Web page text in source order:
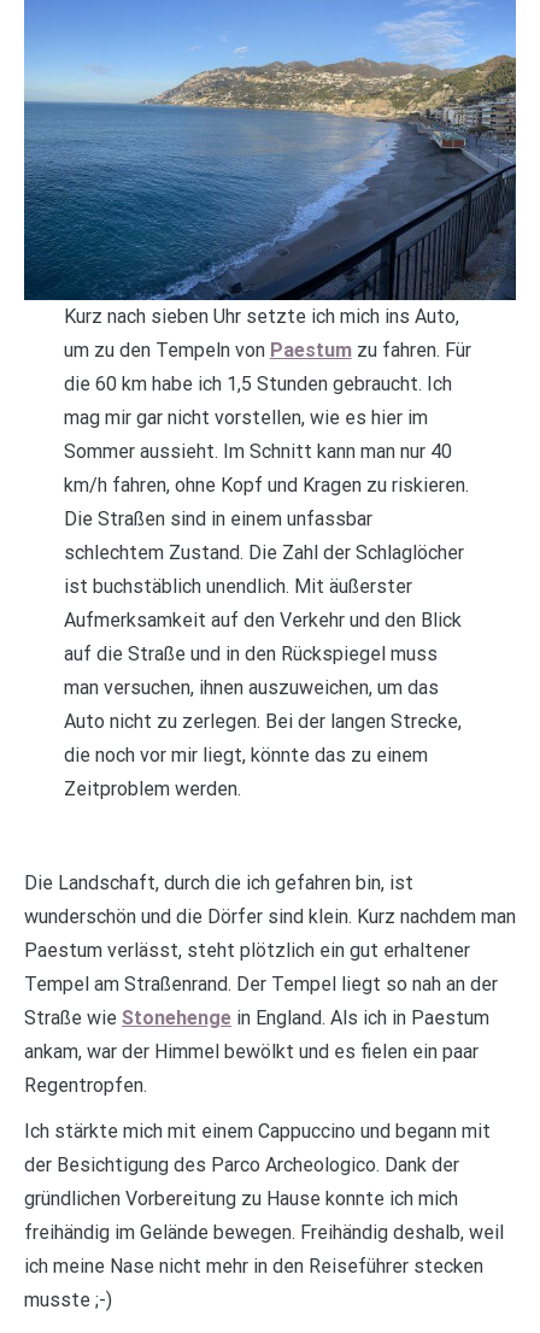
Kurz nach sieben Uhr setzte ich mich ins Auto,
um zu den Tempeln von Paestumzu fahren. Für
die 60 km habe ich 1,5 Stunden gebraucht. Ich
mag mir gar nicht vorstellen, wie es hier im
Sommer aussieht. Im Schnitt kann man nur 40
km/h fahren, ohne Kopf und Kragen zu riskieren.
Die Straßen sind in einem unfassbar
schlechtem Zustand. Die Zahl der Schlaglöcher
ist buchstäblich unendlich. Mit äußerster
Aufmerksamkeit auf den Verkehr und den Blick
auf die Straße und in den Rückspiegel muss
man versuchen, ihnen auszuweichen, um das
Auto nicht zu zerlegen. Bei der langen Strecke,
die noch vor mir liegt, könnte das zu einem
Zeitproblem werden.
Die Landschaft, durch die ich gefahren bin, ist
wunderschön und die Dörfer sind klein. Kurz nachdem man
Paestum verlässt, steht plötzlich ein gut erhaltener
Tempel am Straßenrand. Der Tempel liegt so nah an der
Straße wie Stonehenge in England. Als ich in Paestum
ankam, war der Himmel bewölkt und es fielen ein paar
Regentropfen.
Ich stärkte mich mit einem Cappuccino und begann mit
der Besichtigung des Parco Archeologico. Dank der
gründlichen Vorbereitung zu Hause konnte ich mich
freihändig im Gelände bewegen. Freihändig deshalb, weil
ich meine Nase nicht mehr in den Reiseführer stecken
musste ;-)